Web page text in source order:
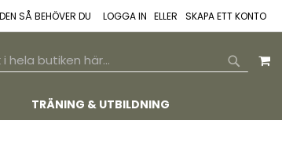
SÅ BEHÖVER DU LOGGA IN SKAPA ETT KONTO
TRÄNING & UTBILDNING